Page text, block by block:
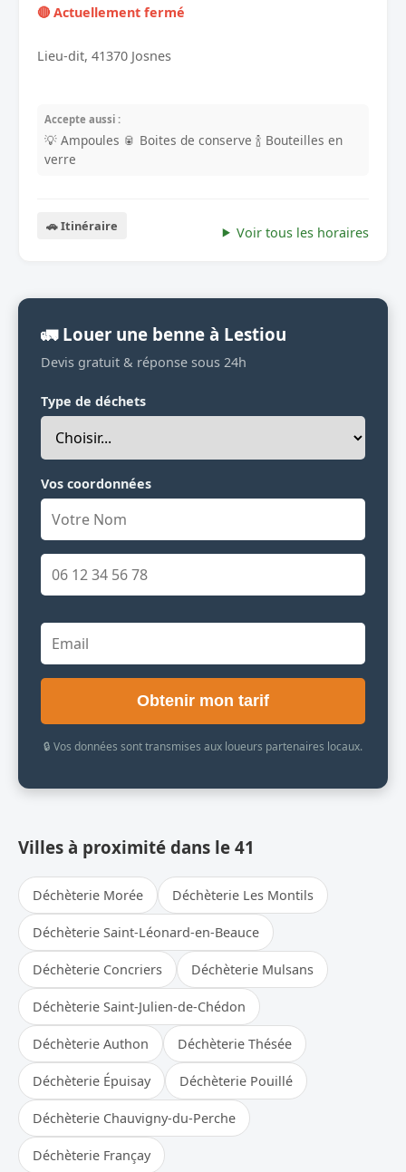
🔴 Actuellement fermé
Lieu-dit, 41370 Josnes
Accepte aussi :
💡 Ampoules 🥫 Boites de conserve 🍾 Bouteilles en
verre
🚗 Itinéraire Voir tous les horaires
🚛 Louer une benne à Lestiou
Devis gratuit & réponse sous 24h
Type de déchets
Vos coordonnées
Obtenir mon tarif
🔒 Vos données sont transmises aux loueurs partenaires locaux.
Villes à proximité dans le 41
Déchèterie Morée Déchèterie Les Montils
Déchèterie Saint-Léonard-en-Beauce
Déchèterie Concriers Déchèterie Mulsans
Déchèterie Saint-Julien-de-Chédon
Déchèterie Authon Déchèterie Thésée
Déchèterie Épuisay Déchèterie Pouillé
Déchèterie Chauvigny-du-Perche
Déchèterie Françay